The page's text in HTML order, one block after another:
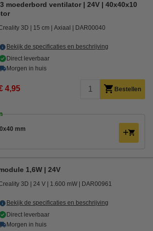
moederbord ventilator | 24V | 40x40x10
3D 15 cm Axiaal DAR00040
Bekijk de specificaties en beschrijving
Direct leverbaar
Morgen in huis
4,95 Bestellen
mm
1,6W | 24V
3D 24 V 1.600 mW DAR00961
Bekijk de specificaties en beschrijving
Direct leverbaar
Morgen in huis